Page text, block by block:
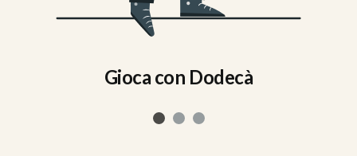
Gioca con Dodecà